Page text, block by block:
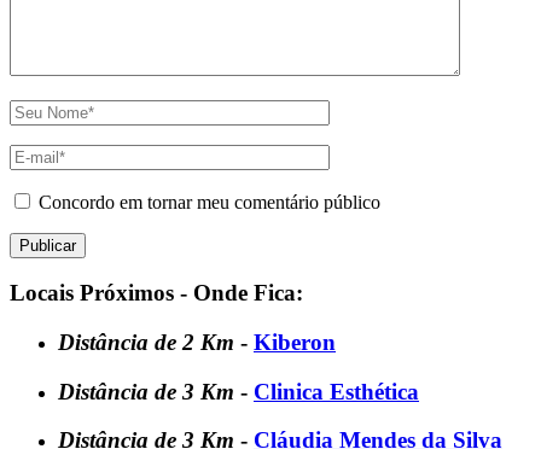
Concordo em tornar meu comentário público
Locais Próximos - Onde Fica:
Distância de 2 Km - Kiberon
Distância de 3 Km - Clinica Esthética
Distância de 3 Km - Cláudia Mendes da Silva